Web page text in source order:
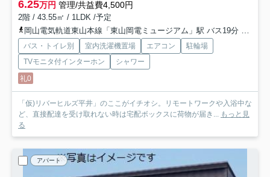
6.25万円 管理/共益費4,500円
2階 / 43.55㎡ / 1LDK /予定
岡山電気軌道東山本線「東山岡電ミュージアム」駅 バス19分 「四軒屋」 停歩3分
バス・トイレ別 室内洗濯機置場 エアコン
駐輪場
TVモニタ付インターホン
シャワー
礼0
「仮)リバーヒルズ平井」のここがイチオシ。リモートワークや入浴中な
ど、直接配達を受け取れない時は宅配ボックスに荷物が届き...
もっと見
る
アパート